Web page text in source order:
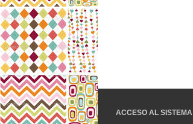
ACCESO AL SISTEMA